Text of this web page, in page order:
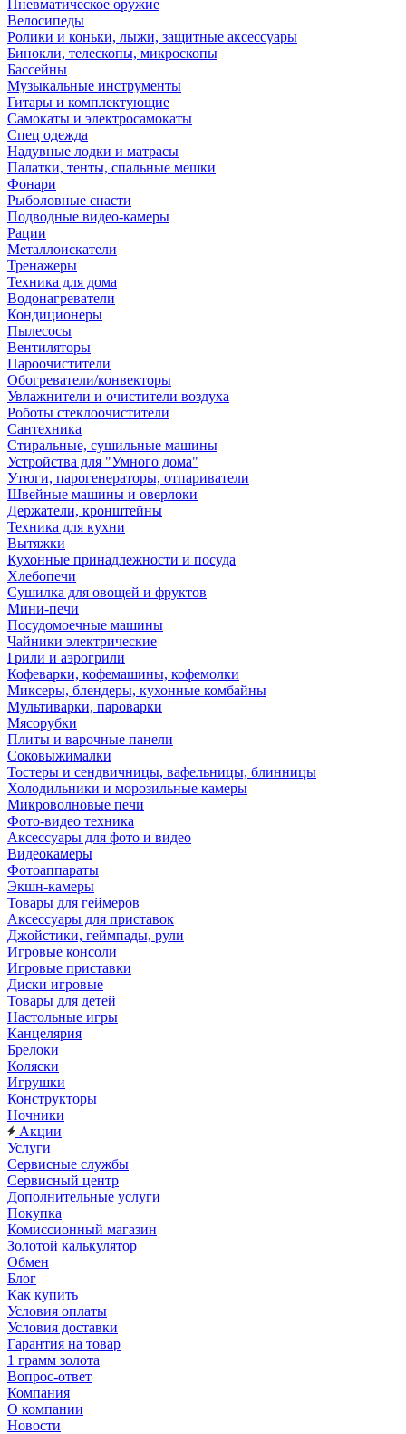
Пневматическое оружие
Велосипеды
Ролики и коньки, лыжи, защитные аксессуары
Бинокли, телескопы, микроскопы
Бассейны
Музыкальные инструменты
Гитары и комплектующие
Самокаты и электросамокаты
Спец одежда
Надувные лодки и матрасы
Палатки, тенты, спальные мешки
Фонари
Рыболовные снасти
Подводные видео-камеры
Рации
Металлоискатели
Тренажеры
Техника для дома
Водонагреватели
Кондиционеры
Пылесосы
Вентиляторы
Пароочистители
Обогреватели/конвекторы
Увлажнители и очистители воздуха
Роботы стеклоочистители
Сантехника
Стиральные, сушильные машины
Устройства для "Умного дома"
Утюги, парогенераторы, отпариватели
Швейные машины и оверлоки
Держатели, кронштейны
Техника для кухни
Вытяжки
Кухонные принадлежности и посуда
Хлебопечи
Сушилка для овощей и фруктов
Мини-печи
Посудомоечные машины
Чайники электрические
Грили и аэрогрили
Кофеварки, кофемашины, кофемолки
Миксеры, блендеры, кухонные комбайны
Мультиварки, пароварки
Мясорубки
Плиты и варочные панели
Соковыжималки
Тостеры и сендвичницы, вафельницы, блинницы
Холодильники и морозильные камеры
Микроволновые печи
Фото-видео техника
Аксессуары для фото и видео
Видеокамеры
Фотоаппараты
Экшн-камеры
Товары для геймеров
Аксессуары для приставок
Джойстики, геймпады, рули
Игровые консоли
Игровые приставки
Диски игровые
Товары для детей
Настольные игры
Канцелярия
Брелоки
Коляски
Игрушки
Конструкторы
Ночники
Акции
Услуги
Сервисные службы
Сервисный центр
Дополнительные услуги
Покупка
Комиссионный магазин
Золотой калькулятор
Обмен
Блог
Как купить
Условия оплаты
Условия доставки
Гарантия на товар
1 грамм золота
Вопрос-ответ
Компания
О компании
Новости